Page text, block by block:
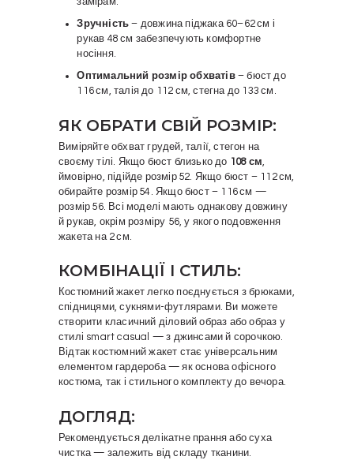
Зручність – довжина піджака 60–62 см і
рукав 48 см забезпечують комфортне
носіння.
Оптимальний розмір обхватів– бюст до
116 см, талія до 112 см, стегна до 133 см.
ЯК ОБРАТИ СВІЙ РОЗМІР:
Виміряйте обхват грудей, талії, стегон на
своєму тілі. Якщо бюст близько до 108 см
ймовірно, підійде розмір 52. Якщо бюст – 112 см,
обирайте розмір 54. Якщо бюст – 116 см —
розмір 56. Всі моделі мають однакову довжину
й рукав, окрім розміру 56, у якого подовження
жакета на 2 см.
КОМБІНАЦІЇ І СТИЛЬ:
Костюмний жакет легко поєднується з брюками,
спідницями, сукнями-футлярами. Ви можете
створити класичний діловий образ або образ у
стилі smart casual — з джинсами й сорочкою.
Відтак костюмний жакет стає універсальним
елементом гардероба — як основа офісного
костюма, так і стильного комплекту до вечора.
ДОГЛЯД:
Рекомендується делікатне прання або суха
чистка — залежить від складу тканини.